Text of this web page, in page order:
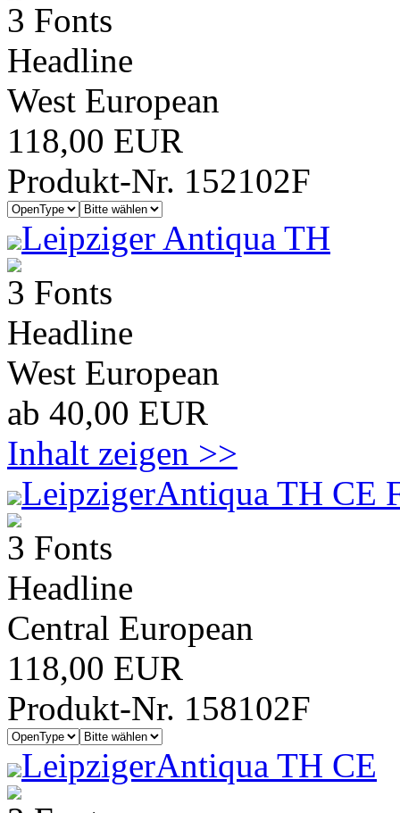
3 Fonts
Headline
West European
118,00 EUR
Produkt-Nr. 152102F
Leipziger Antiqua TH
3 Fonts
Headline
West European
ab 40,00 EUR
Inhalt zeigen >>
LeipzigerAntiqua TH CE
3 Fonts
Headline
Central European
118,00 EUR
Produkt-Nr. 158102F
LeipzigerAntiqua TH CE